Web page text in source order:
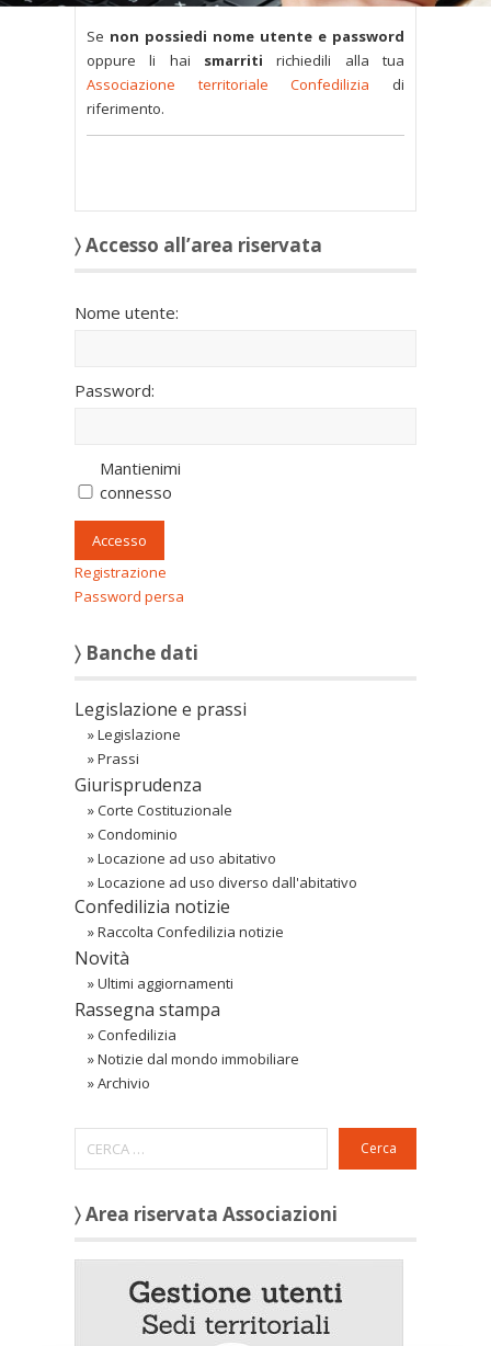
Se non possiedi nome utente e password
oppure li hai smarriti richiedili alla tua
Associazione territoriale Confedilizia di
riferimento.
〉 Accesso all’area riservata
Nome utente:
Password:
Mantienimi
connesso
Accesso
Registrazione
Password persa
〉 Banche dati
Legislazione e prassi
»Legislazione
»Prassi
Giurisprudenza
»Corte Costituzionale
»Condominio
»Locazione ad uso abitativo
»Locazione ad uso diverso dall'abitativo
Confedilizia notizie
»Raccolta Confedilizia notizie
Novità
»Ultimi aggiornamenti
Rassegna stampa
»Confedilizia
»Notizie dal mondo immobiliare
»Archivio
Cerca
〉 Area riservata Associazioni